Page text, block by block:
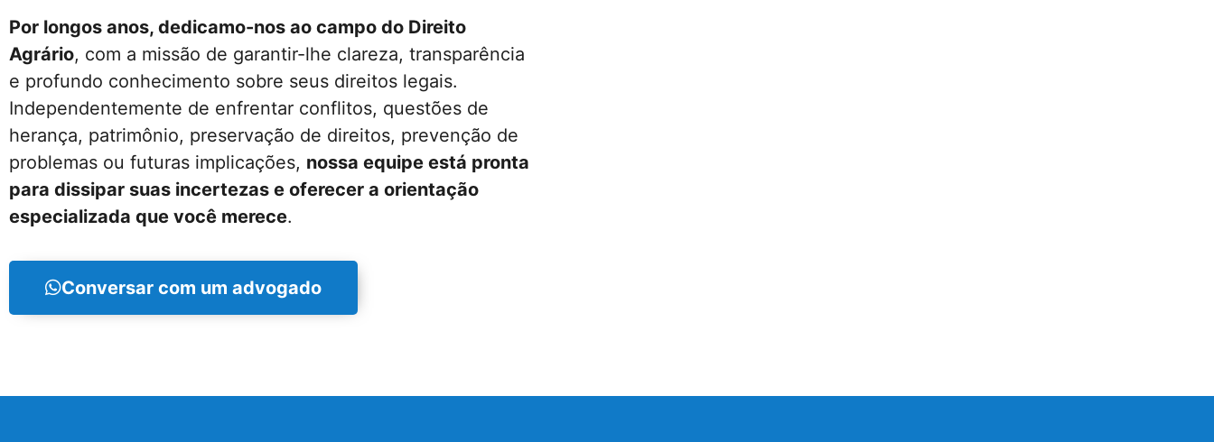
Por longos anos, dedicamo-nos ao campo do Direito
Agrário, com a missão de garantir-lhe clareza, transparência
e profundo conhecimento sobre seus direitos legais.
Independentemente de enfrentar conflitos, questões de
herança, patrimônio, preservação de direitos, prevenção de
problemas ou futuras implicações, nossa equipe está pronta
para dissipar suas incertezas e oferecer a orientação
especializada que você merece.
Conversar com um advogado